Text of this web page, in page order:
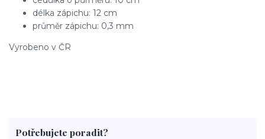
délka zápichu: 12 cm
průměr zápichu: 0,3 mm
Vyrobeno v ČR
Potřebujete poradit?